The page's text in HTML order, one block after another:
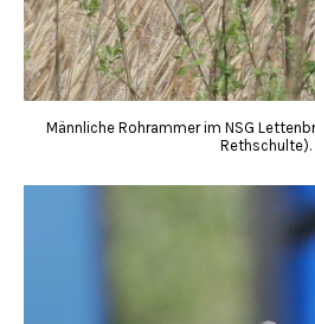
Männliche Rohrammer im NSG
Rethschulte).